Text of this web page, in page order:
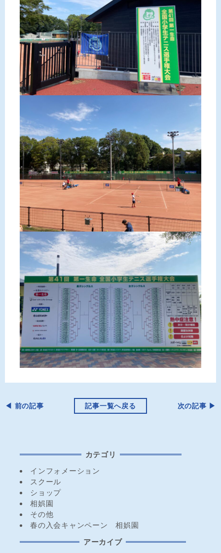
◀︎ 前の記事 記事一覧へ戻る 次の記事 ▶︎
カテゴリ
インフォメーション
スクール
ショップ
相娯園
その他
春の入会キャンペーン 相娯園
アーカイブ